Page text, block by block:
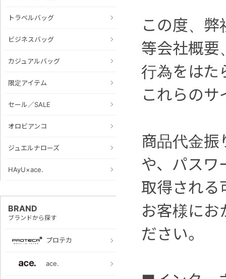
トラベルバッグ
ビジネスバッグ
カジュアルバッグ
限定アイテム
セール／SALE
オロビアンコ
ジュエルナローズ
HAyU×ace.
BRAND
ブランドから探す
プロテカ
ace.
この度、
等会社概要
行為をはた
これらの
商品代金振
や、パスワ
取得される
お客様にお
ださい。